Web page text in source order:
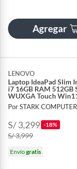
Agregar
LENOVO
Laptop IdeaPad Slim
i7 16GB RAM 512GB
WUXGA Touch
Por STARK COMPUTER
S/ 3,299 -18%
S/ 3,999
Envíogratis